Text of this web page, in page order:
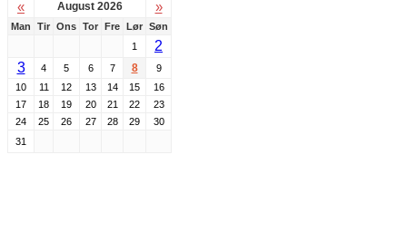
« August 2026 »
Man Tir Ons Tor Fre Lør Søn
1
2
3
4 5 6 7 8
9
10
11 12 13 14 15
16
17
18 19 20 21 22
23
24
25 26 27 28 29
30
31